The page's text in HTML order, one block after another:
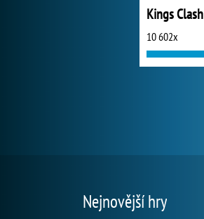
Kings Clash
10 602x
Nejnovější hry